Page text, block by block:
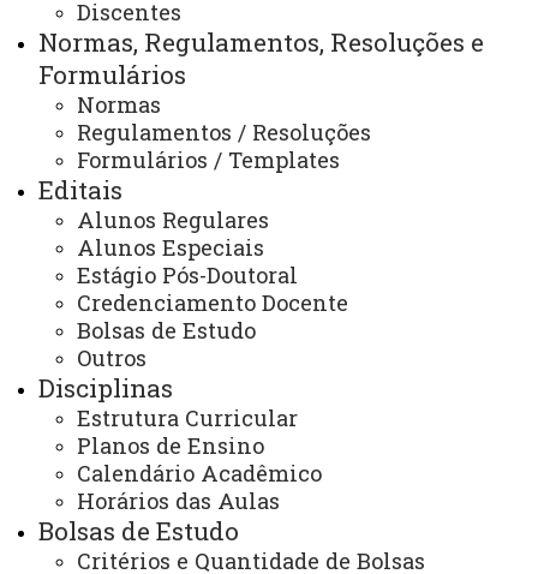
Discentes
Normas, Regulamentos, Resoluções e
Formulários
Normas
Regulamentos / Resoluções
Formulários / Templates
Editais
Alunos Regulares
Alunos Especiais
Estágio Pós-Doutoral
Credenciamento Docente
Bolsas de Estudo
Outros
Disciplinas
Estrutura Curricular
Planos de Ensino
Calendário Acadêmico
Horários das Aulas
Bolsas de Estudo
Critérios e Quantidade de Bolsas
Horário de Atendimento:
Segunda à sexta
08:00 às 12:00
cascavel.profmat@unioeste.br
Você está aqui:Unioeste
PROFMAT - Mestrado Profissional em Matemática -
Cascavel
Impacto na Sociedade
ACESSE